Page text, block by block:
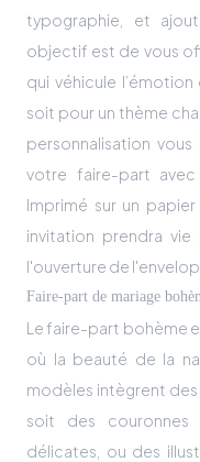
typographie, et
objectif est de vous
qui véhicule
soit pour un thème
personnalisation
votre faire-part avec
Imprimé sur un
invitation prendra
l'ouverture de
Faire-part de mariage
Le faire-part bohème
où la beauté de la
modèles intègrent
soit des couronnes
délicates, ou des